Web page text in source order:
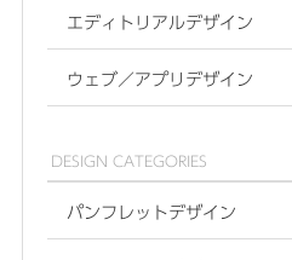
エディトリアルデザイン
ウェブ／アプリデザイン
DESIGN CATEGORIES
パンフレットデザイン